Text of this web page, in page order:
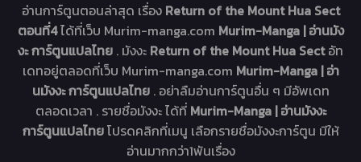
อ่านการ์ตูนตอนล่าสุด เรื่อง Return of the Mount Hua Sect
ตอนที่4ได้ที่เว็บ Murim-manga.com Murim-Manga | อ่านมัง
งะ การ์ตูนแปลไทย . มังงะ Return of the Mount Hua Sectอัท
เดทอยู่ตลอดที่เว็บ Murim-manga.com Murim-Manga | อ่า
นมังงะ การ์ตูนแปลไทย . อย่าลืมอ่านการ์ตูนอื่น ๆ มีอัพเดท
ตลอดเวลา . รายชื่อมังงะ ได้ที่ Murim-Manga | อ่านมังงะ
การ์ตูนแปลไทยโปรดคลิกที่เมนู เลือกรายชื่อมังงะการ์ตูน มีให้
อ่านมากกว่า1พันเรื่อง